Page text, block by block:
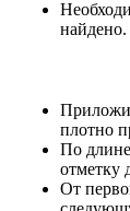
найдено.
плотно
По длине
отметку
От